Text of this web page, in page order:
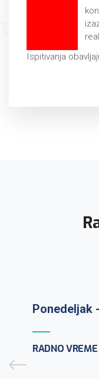
Ispitivanja
Ponedeljak
Prijem